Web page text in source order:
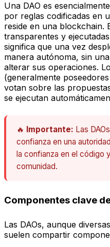
Una DAO es
por reglas codificadas en
reside en una blockchain.
transparentes y
significa que una vez
manera autónoma, sin
alterar sus operaciones.
(generalmente
votan sobre las
se ejecutan
🔥 Importante: Las
confianza en una
la confianza en el código
comunidad.
Componentes clave
Las DAOs, aunque
suelen compartir